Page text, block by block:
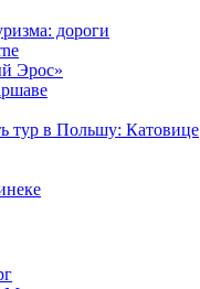
дороги
Эрос»
тур в Польшу: Катовице